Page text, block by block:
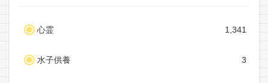
心霊 1,341
水子供養 3